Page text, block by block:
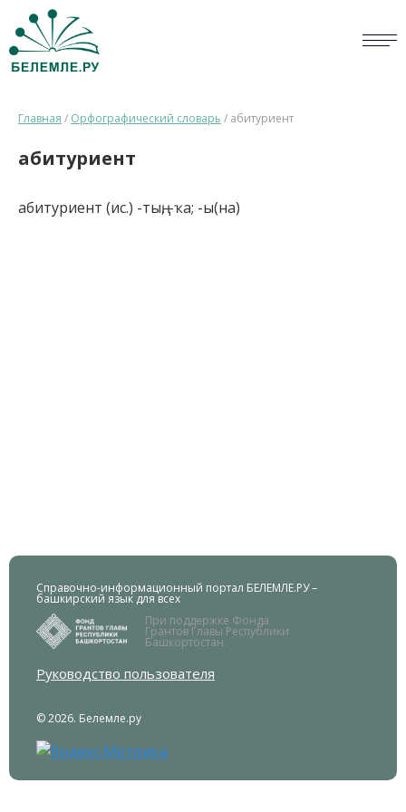
ОПРОС
СПРАВКА
Главная / Орфографический словарь / абитуриент
абитуриент
абитуриент (ис.) -тың, -ҡа; -ы(на)
Справочно-информационный портал БЕЛЕМЛЕ.РУ –
башкирский язык для всех
При поддержке Фонда
Грантов Главы Республики
Башкортостан.
Руководство пользователя
© 2026. Белемле.ру